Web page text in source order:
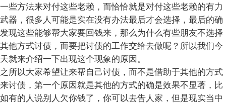
一些方法来对付这些老赖，而恰恰就是对付这些老赖的有力
武器，很多人可能是实在没有办法最后才会选择，最后的确
发现这些能够帮大家要回钱来，那么为什么有些朋友不选择
其他方式讨债，而要把讨债的工作交给去做呢？所以我们今
天就来介绍一下出现这个现象的原因。
之所以大家希望让来帮自己讨债，而不是借助于其他的方式
来讨债，第一个原因就是其他的方式的确是效果不显著，比
如有的人说别人欠你钱了，你可以去告人家，但是现实当中